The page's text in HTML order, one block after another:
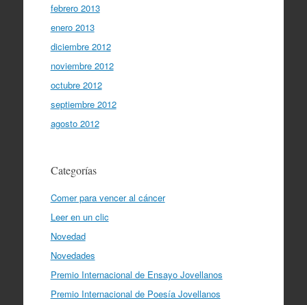
febrero 2013
enero 2013
diciembre 2012
noviembre 2012
octubre 2012
septiembre 2012
agosto 2012
Categorías
Comer para vencer al cáncer
Leer en un clic
Novedad
Novedades
Premio Internacional de Ensayo Jovellanos
Premio Internacional de Poesía Jovellanos